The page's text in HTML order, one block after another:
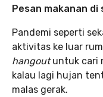
Pesan makanan di
Pandemi seperti
aktivitas ke luar
hangoutuntuk cari
kalau lagi hujan
malas gerak.